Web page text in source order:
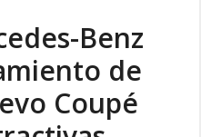
Benz
de
Coupé